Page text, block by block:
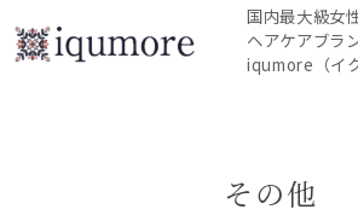
国内最大級女
ヘアケアブラ
iqumore（イ
その他